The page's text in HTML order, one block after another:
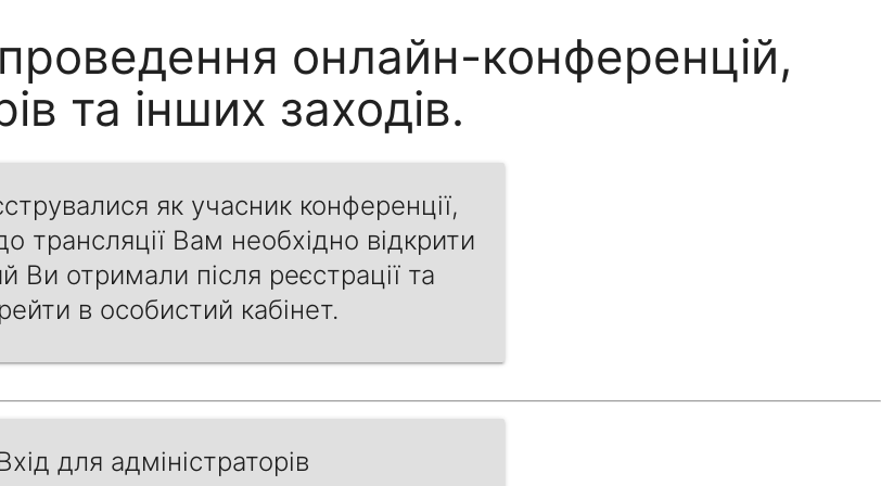
проведення онлайн-конференцій,
та інших заходів.
як учасник конференції,
трансляції Вам необхідно відкрити
Ви отримали після реєстрації та
в особистий кабінет.
для адміністраторів